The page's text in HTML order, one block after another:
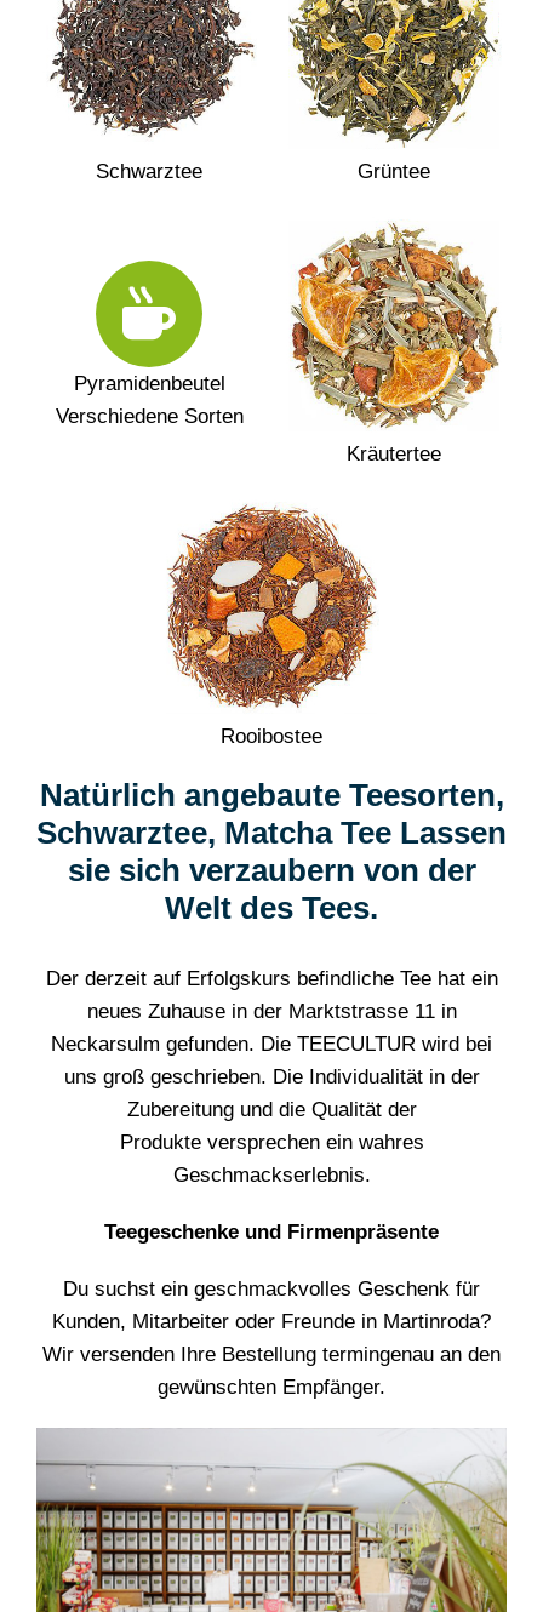
Schwarztee Grüntee
Pyramidenbeutel
Verschiedene Sorten
Kräutertee
Rooibostee
Natürlich angebaute Teesorten,
Schwarztee, Matcha Tee Lassen
sie sich verzaubern von der
Welt des Tees.
Der derzeit auf Erfolgskurs befindliche Tee hat ein
neues Zuhause in der Marktstrasse 11 in
Neckarsulm gefunden. Die TEECULTUR wird bei
uns groß geschrieben. Die Individualität in der
Zubereitung und die Qualität der
Produkte versprechen ein wahres
Geschmackserlebnis.
Teegeschenke und Firmenpräsente
Du suchst ein geschmackvolles Geschenk für
Kunden, Mitarbeiter oder Freunde in Martinroda?
Wir versenden Ihre Bestellung termingenau an den
gewünschten Empfänger.